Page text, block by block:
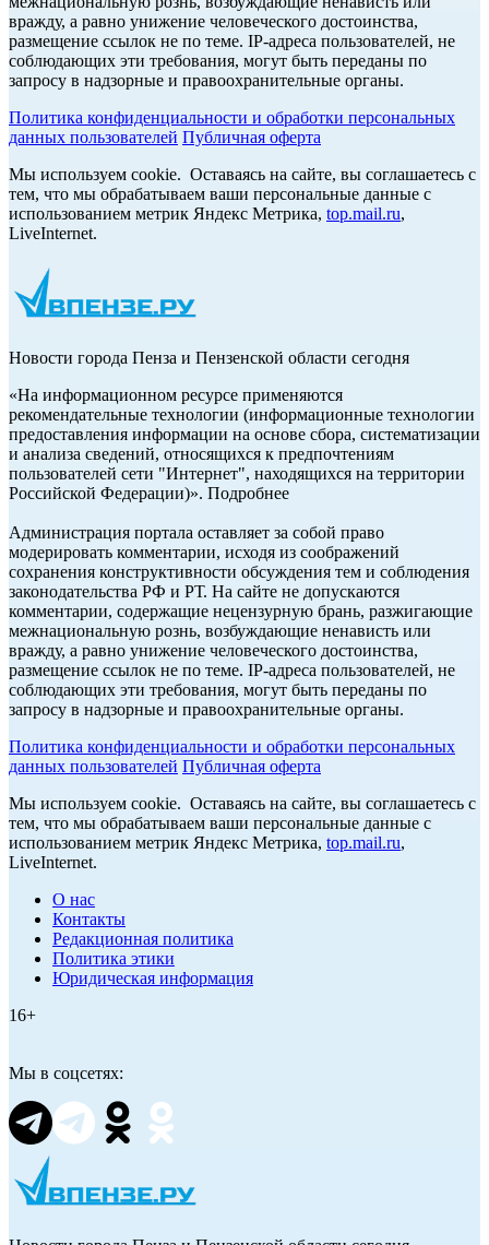
вражду, а равно унижение человеческого достоинства,
размещение ссылок не по теме. IP-адреса пользователей, не
соблюдающих эти требования, могут быть переданы по
запросу в надзорные и правоохранительные органы.
Политика конфиденциальности и обработки персональных
данных пользователей Публичная оферта
Мы используем cookie. Оставаясь на сайте, вы соглашаетесь с
тем, что мы обрабатываем ваши персональные данные с
использованием метрик Яндекс Метрика, top.mail.ru,
LiveInternet.
Новости города Пенза и Пензенской области сегодня
«На информационном ресурсе применяются
рекомендательные технологии (информационные технологии
предоставления информации на основе сбора, систематизации
и анализа сведений, относящихся к предпочтениям
пользователей сети "Интернет", находящихся на территории
Российской Федерации)». Подробнее
Администрация портала оставляет за собой право
модерировать комментарии, исходя из соображений
сохранения конструктивности обсуждения тем и соблюдения
законодательства РФ и РТ. На сайте не допускаются
комментарии, содержащие нецензурную брань, разжигающие
межнациональную рознь, возбуждающие ненависть или
вражду, а равно унижение человеческого достоинства,
размещение ссылок не по теме. IP-адреса пользователей, не
соблюдающих эти требования, могут быть переданы по
запросу в надзорные и правоохранительные органы.
Политика конфиденциальности и обработки персональных
данных пользователей Публичная оферта
Мы используем cookie. Оставаясь на сайте, вы соглашаетесь с
тем, что мы обрабатываем ваши персональные данные с
использованием метрик Яндекс Метрика, top.mail.ru,
LiveInternet.
О нас
Контакты
Редакционная политика
Политика этики
Юридическая информация
16+
Мы в соцсетях: